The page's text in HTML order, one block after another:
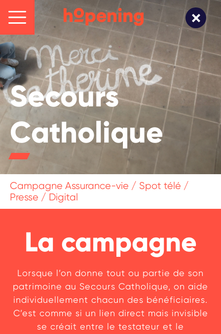
Secours
Catholique
Campagne Assurance-vie / Spot télé /
Presse / Digital
La campagne
Lorsque l’on donne tout ou partie de son
patrimoine au Secours Catholique, on aide
individuellement chacun des bénéficiaires.
C’est comme si un lien direct mais invisible
se créait entre le testateur et le